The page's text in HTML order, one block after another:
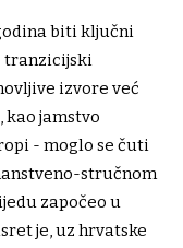
biti ključni
tranzicijski
izvore već
kao jamstvo
- moglo se čuti
stručnom
započeo u
je, uz hrvatske